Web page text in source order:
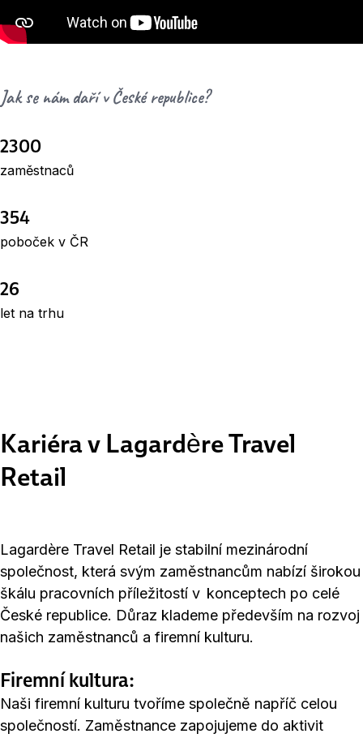
Jak se nám daří v České republice?
2300
zaměstnaců
354
poboček v ČR
26
let na trhu
Kariéra v Lagardère Travel
Retail
Lagardère Travel Retail je stabilní mezinárodní
společnost, která svým zaměstnancům nabízí širokou
škálu pracovních příležitostí v konceptech po celé
České republice. Důraz klademe především na rozvoj
našich zaměstnanců a firemní kulturu.
Firemní kultura:
Naši firemní kulturu tvoříme společně napříč celou
společností. Zaměstnance zapojujeme do aktivit